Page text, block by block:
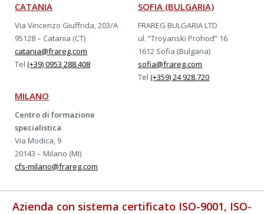
CATANIA
Via Vincenzo Giuffrida, 203/A
95128 – Catania (CT)
catania@frareg.com
Tel(+39) 0953 288.408
SOFIA (BULGARIA)
FRAREG BULGARIA LTD
ul. “Troyanski Prohod” 16
1612 Sofia (Bulgaria)
sofia@frareg.com
Tel(+359) 24 928.720
MILANO
Centro di formazione
specialistica
Via Modica, 9
20143 – Milano (MI)
cfs-milano@frareg.com
Azienda con sistema certificato ISO-9001, ISO-